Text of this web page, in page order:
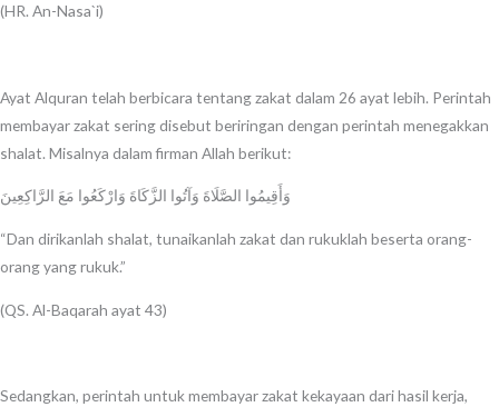
(HR. An-Nasa`i)
Ayat Alquran telah berbicara tentang zakat dalam 26 ayat lebih. Perintah
membayar zakat sering disebut beriringan dengan perintah menegakkan
shalat. Misalnya dalam firman Allah berikut:
وَأَقِيمُوا الصَّلَاةَ وَآتُوا الزَّكَاةَ وَارْكَعُوا مَعَ الرَّاكِعِينَ
“Dan dirikanlah shalat, tunaikanlah zakat dan rukuklah beserta orang-
orang yang rukuk.”
(QS. Al-Baqarah ayat 43)
Sedangkan, perintah untuk membayar zakat kekayaan dari hasil kerja,